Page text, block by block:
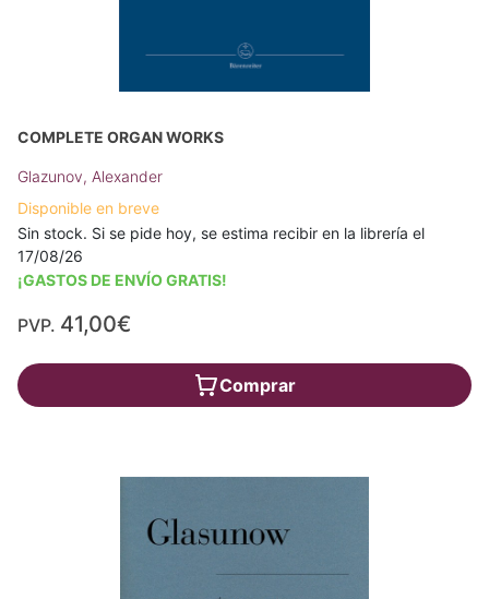
COMPLETE ORGAN WORKS
Glazunov, Alexander
Disponible en breve
Sin stock. Si se pide hoy, se estima recibir en la librería el
17/08/26
¡GASTOS DE ENVÍO GRATIS!
PVP. 41,00€
Comprar